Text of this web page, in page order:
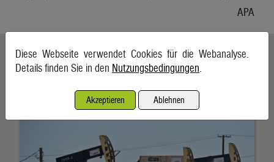
APA
Ähnliche Artikel weiterlesen
6. August 2026, Wien
Diese Webseite verwendet Cookies für die Webanalyse.
Details finden Sie in den Nutzungsbedingungen
Akzeptieren Ablehnen